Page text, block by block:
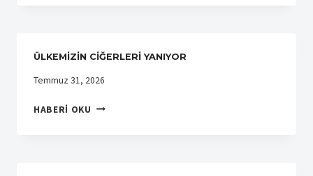
YIL
DÖNÜMÜNÜ
YENI
MERKEZ
ÜLKEMİZİN CİĞERLERİ YANIYOR
Temmuz 31, 2026
HABERI OKU ÜLKEMİZİN